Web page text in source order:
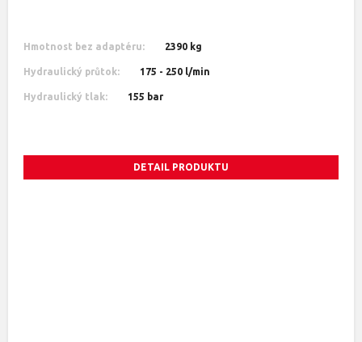
Hmotnost bez adaptéru: 2390 kg
Hydraulický průtok: 175 - 250 l/min
Hydraulický tlak: 155 bar
DETAIL PRODUKTU